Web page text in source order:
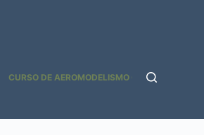
CURSO DE AEROMODELISMO GOOGLE ADS